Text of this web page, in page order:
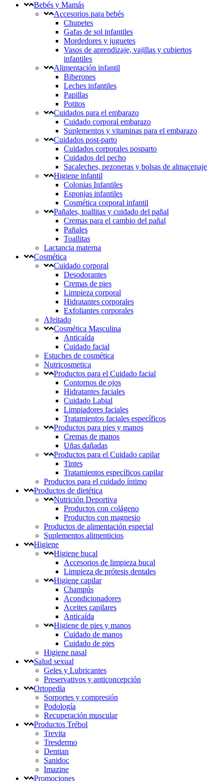
Bebés y Mamás
Accesorios para bebés
Chupetes
Gafas de sol infantiles
Mordedores y juguetes
Vasos de aprendizaje, vajillas y cubiertos
infantiles
Alimentación infantil
Biberones
Leches infantiles
Papillas
Potitos
Cuidados para el embarazo
Cuidado corporal embarazo
Suplementos y vitaminas para el embarazo
Cuidados post-parto
Cuidados corporales posparto
Cuidados del pecho
Sacaleches, pezoneras y bolsas de almacenaje
Higiene infantil
Colonias Infantiles
Esponjas infantiles
Cosmética corporal infantil
Pañales, toallitas y cuidado del pañal
Cremas para el cambio del pañal
Pañales
Toallitas
Lactancia materna
Cosmética
Cuidado corporal
Desodorantes
Cremas de pies
Limpieza corporal
Hidratantes corporales
Exfoliantes corporales
Afeitado
Cosmética Masculina
Anticaída
Cuidado facial
Estuches de cosmética
Nutricosmetica
Productos para el Cuidado facial
Contornos de ojos
Hidratantes faciales
Cuidado Labial
Limpiadores faciales
Tratamientos faciales específicos
Productos para pies y manos
Cremas de manos
Uñas dañadas
Productos para el Cuidado capilar
Tintes
Tratamientos específicos capilar
Productos para el cuidado íntimo
Productos de dietética
Nutrición Deportiva
Productos con colágeno
Productos con magnesio
Productos de alimentación especial
Suplementos alimenticios
Higiene
Higiene bucal
Accesorios de limpieza bucal
Limpieza de prótesis dentales
Higiene capilar
Champús
Acondicionadores
Aceites capilares
Anticaída
Higiene de pies y manos
Cuidado de manos
Cuidado de pies
Higiene nasal
Salud sexual
Geles y Lubricantes
Preservativos y anticoncepción
Ortopedia
Sorportes y compresión
Podología
Recuperación muscular
Productos Trébol
Trevita
Tresdermo
Dentian
Sanidoc
Imazine
Promociones